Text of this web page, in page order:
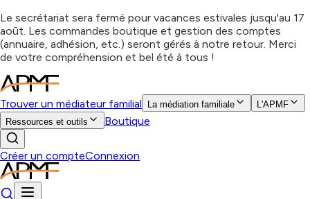
Le secrétariat sera fermé pour vacances estivales jusqu'au 17
août. Les commandes boutique et gestion des comptes
(annuaire, adhésion, etc.) seront gérés à notre retour. Merci
de votre compréhension et bel été à tous !
Trouver un médiateur familial La médiation familiale
L'APMF
Ressources et outils
Boutique
Créer un compteConnexion